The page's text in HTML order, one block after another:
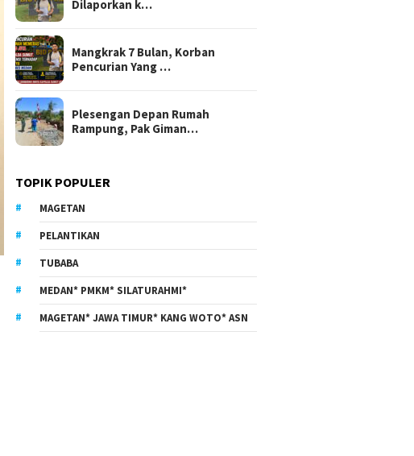
Dilaporkan k…
Mangkrak 7 Bulan, Korban
Pencurian Yang …
Plesengan Depan Rumah
Rampung, Pak Giman…
TOPIK POPULER
MAGETAN
PELANTIKAN
TUBABA
MEDAN* PMKM* SILATURAHMI*
MAGETAN* JAWA TIMUR* KANG WOTO* ASN